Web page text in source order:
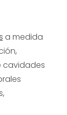
a medida
cavidades